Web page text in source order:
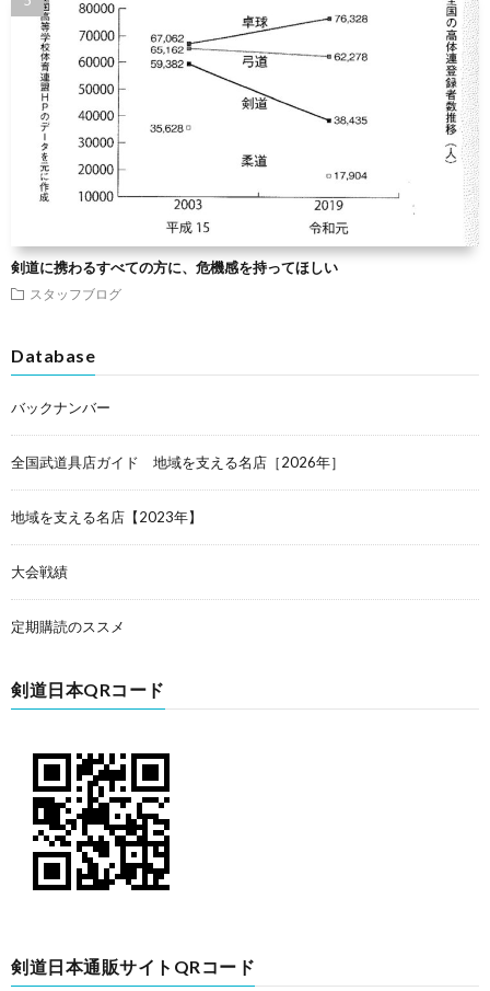
剣道に携わるすべての方に、危機感を持ってほしい
スタッフブログ
Database
バックナンバー
全国武道具店ガイド 地域を支える名店［2026年］
地域を支える名店【2023年】
大会戦績
定期購読のススメ
剣道日本QRコード
剣道日本通販サイトQRコード